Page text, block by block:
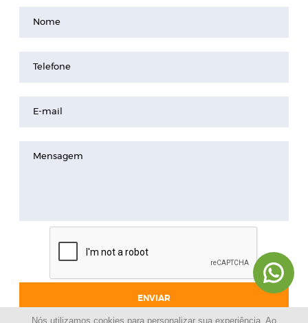
Nome
Telefone
E-mail
Mensagem
ENVIAR
Nós utilizamos cookies para personalizar sua experiência. Ao